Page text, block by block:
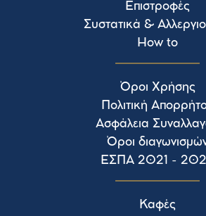
Επιστροφές
Συστατικά &
How to
Όροι Χρήσης
Πολιτική
Ασφάλεια
Όροι
ΕΣΠΑ 2021 -
Καφές